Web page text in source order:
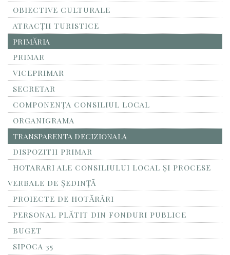
OBIECTIVE CULTURALE
ATRACȚII TURISTICE
PRIMĂRIA
PRIMAR
VICEPRIMAR
SECRETAR
COMPONENȚA CONSILIUL LOCAL
ORGANIGRAMA
TRANSPARENTA DECIZIONALA
DISPOZITII PRIMAR
HOTARARI ALE CONSILIULUI LOCAL ȘI PROCESE
VERBALE DE ȘEDINȚĂ
PROIECTE DE HOTĂRÂRI
PERSONAL PLĂTIT DIN FONDURI PUBLICE
BUGET
SIPOCA 35